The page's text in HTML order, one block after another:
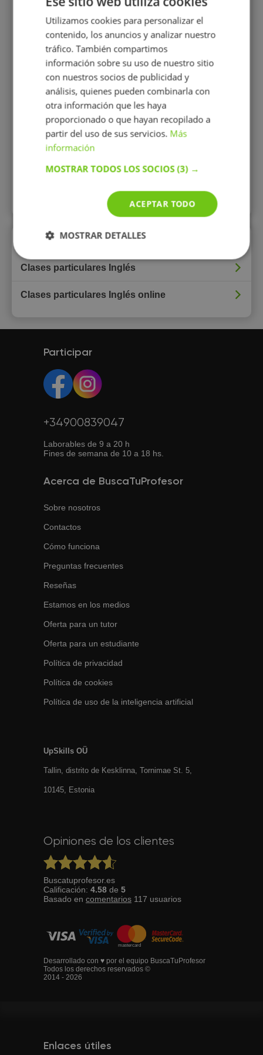
para extranjeros e inglés para
el que lo desee
Mostrar perfil
Todos los perfiles
Enlaces rápidos
Clases particulares Inglés
Clases particulares Inglés online
Participar
+34900839047
Laborables de 9 a 20 h
Fines de semana de 10 a 18 hs.
Acerca de BuscaTuProfesor
Sobre nosotros
Contactos
Cómo funciona
Preguntas frecuentes
Reseñas
Estamos en los medios
Oferta para un tutor
Oferta para un estudiante
Política de privacidad
Política de cookies
Política de uso de la inteligencia artificial
UpSkills OÜ
Tallin, distrito de Kesklinna, Tornimаe St. 5,
10145, Estonia
Opiniones de los clientes
Buscatuprofesor.es
Calificación: 4.58 de 5
Basado en comentarios 117 usuarios
Desarrollado con ♥ por el equipo BuscaTuProfesor
Todos los derechos reservados ©
2014 - 2026
Enlaces útiles
Utilizamos cookies para personalizar el
contenido, los anuncios y analizar nuestro
tráfico. También compartimos
información sobre su uso de nuestro sitio
con nuestros socios de publicidad y
análisis, quienes pueden combinarla con
otra información que les haya
proporcionado o que hayan recopilado a
partir del uso de sus servicios. Más
información
MOSTRAR TODOS LOS SOCIOS(3) →
ACEPTAR TODO
MOSTRAR DETALLES